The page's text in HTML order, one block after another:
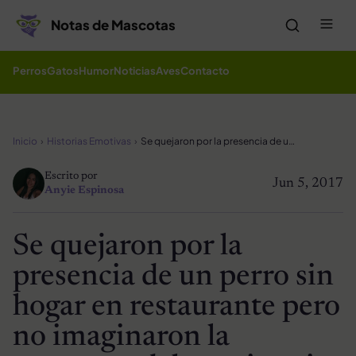
Notas de Mascotas
PerrosGatosHumorNoticiasAvesContacto
Inicio Historias Emotivas Se quejaron por la presencia de un perro sin hogar en restaurante pero no imaginaron la respuesta del propietario
Jun 5, 2017
Escrito por
Anyie Espinosa
Se quejaron por la
presencia de un perro sin
hogar en restaurante pero
no imaginaron la